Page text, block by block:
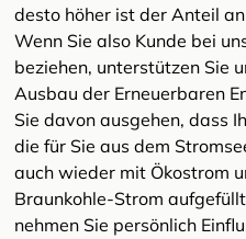
desto höher ist der Anteil
Wenn Sie also Kunde bei
beziehen, unterstützen Sie
Ausbau der Erneuerbaren
Sie davon ausgehen, dass
die für Sie aus dem
auch wieder mit Ökostrom
Braunkohle-Strom
nehmen Sie persönlich